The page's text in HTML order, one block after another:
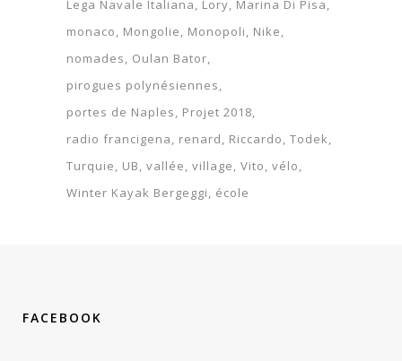
Lega Navale Italiana
Lory Marina Di Pisa
monaco
Mongolie Monopoli
Nike
nomades
Oulan Bator
pirogues polynésiennes
portes de Naples
Projet 2018
radio francigena
renard Riccardo Todek
Turquie
UB vallée village Vito vélo
Winter Kayak Bergeggi
école
FACEBOOK